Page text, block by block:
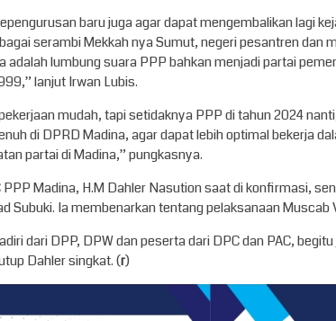
baru juga agar dapat mengembalikan lagi
serambi Mekkah nya Sumut, negeri pesantren dan
adalah lumbung suara PPP bahkan menjadi partai
lanjut Irwan Lubis.
mudah, tapi setidaknya PPP di tahun 2024
di DPRD Madina, agar dapat lebih optimal bekerja
partai di Madina,” pungkasnya.
Madina, H.M Dahler Nasution saat di konfirmasi,
Subuki. Ia membenarkan tentang pelaksanaan Muscab
dari DPP, DPW dan peserta dari DPC dan PAC,
Dahler singkat. (r)